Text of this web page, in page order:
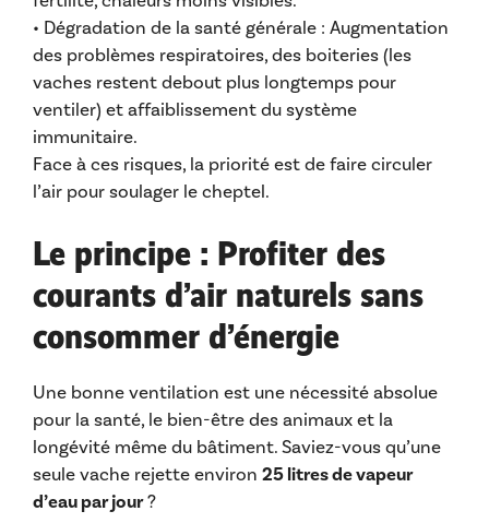
• Dégradation de la santé générale : Augmentation
des problèmes respiratoires, des boiteries (les
vaches restent debout plus longtemps pour
ventiler) et affaiblissement du système
immunitaire.
Face à ces risques, la priorité est de faire circuler
l’air pour soulager le cheptel.
Le principe : Profiter des
courants d’air naturels sans
consommer d’énergie
Une bonne ventilation est une nécessité absolue
pour la santé, le bien-être des animaux et la
longévité même du bâtiment. Saviez-vous qu’une
seule vache rejette environ 25 litres de vapeur
d’eau par jour?